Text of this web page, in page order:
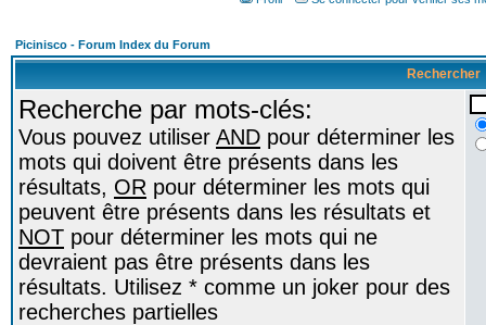
Picinisco - Forum Index du Forum
Rechercher
Recherche par mots-clés:
Vous pouvez utiliser AND pour déterminer les
mots qui doivent être présents dans les
résultats, OR pour déterminer les mots qui
peuvent être présents dans les résultats et
NOT pour déterminer les mots qui ne
devraient pas être présents dans les
résultats. Utilisez * comme un joker pour des
recherches partielles